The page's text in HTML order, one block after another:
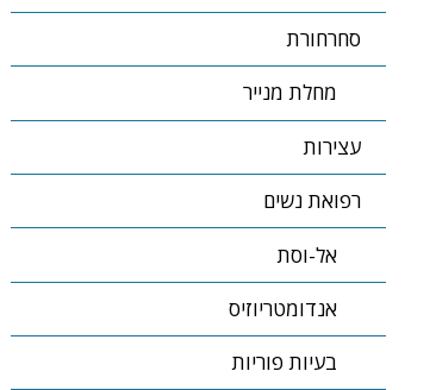
סחרחורת
מחלת מנייר
עצירות
רפואת נשים
אל-וסת
אנדומטריוזיס
בעיות פוריות